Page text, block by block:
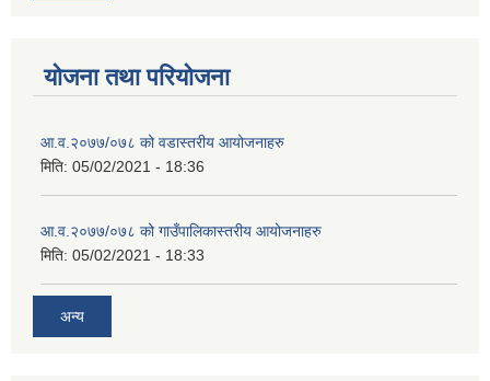
योजना तथा परियोजना
आ.व.२०७७/०७८ को वडास्तरीय आयोजनाहरु
मिति: 05/02/2021 - 18:36
आ.व.२०७७/०७८ को गाउँपालिकास्तरीय आयोजनाहरु
मिति: 05/02/2021 - 18:33
अन्य